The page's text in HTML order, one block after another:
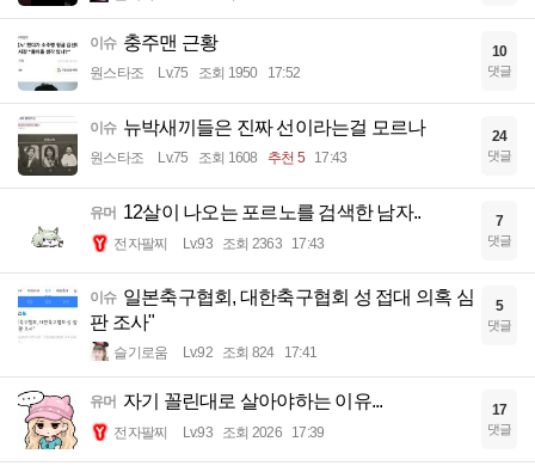
이슈 충주맨 근황
원스타조 Lv.75 조회 1950 17:52
10
댓글
이슈 뉴박새끼들은 진짜 선이라는걸 모르나
원스타조 Lv.75 조회 1608 추천 5 17:43
24
댓글
유머 12살이 나오는 포르노를 검색한 남자..
전자팔찌 Lv.93 조회 2363 17:43
7
댓글
이슈 일본축구협회, 대한축구협회 성 접대 의혹 심
판 조사"
슬기로움 Lv.92 조회 824 17:41
5
댓글
유머 자기 꼴린대로 살아야하는 이유...
전자팔찌 Lv.93 조회 2026 17:39
17
댓글